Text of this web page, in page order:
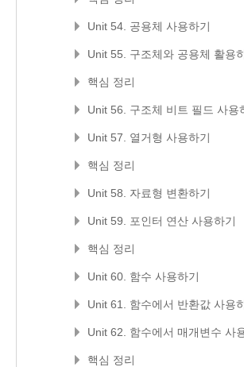
Unit 54. 공용체 사용하기
Unit 55. 구조체와 공용체 활용
핵심 정리
Unit 56. 구조체 비트 필드 사용
Unit 57. 열거형 사용하기
핵심 정리
Unit 58. 자료형 변환하기
Unit 59. 포인터 연산 사용하기
핵심 정리
Unit 60. 함수 사용하기
Unit 61. 함수에서 반환값 사용
Unit 62. 함수에서 매개변수 사
핵심 정리